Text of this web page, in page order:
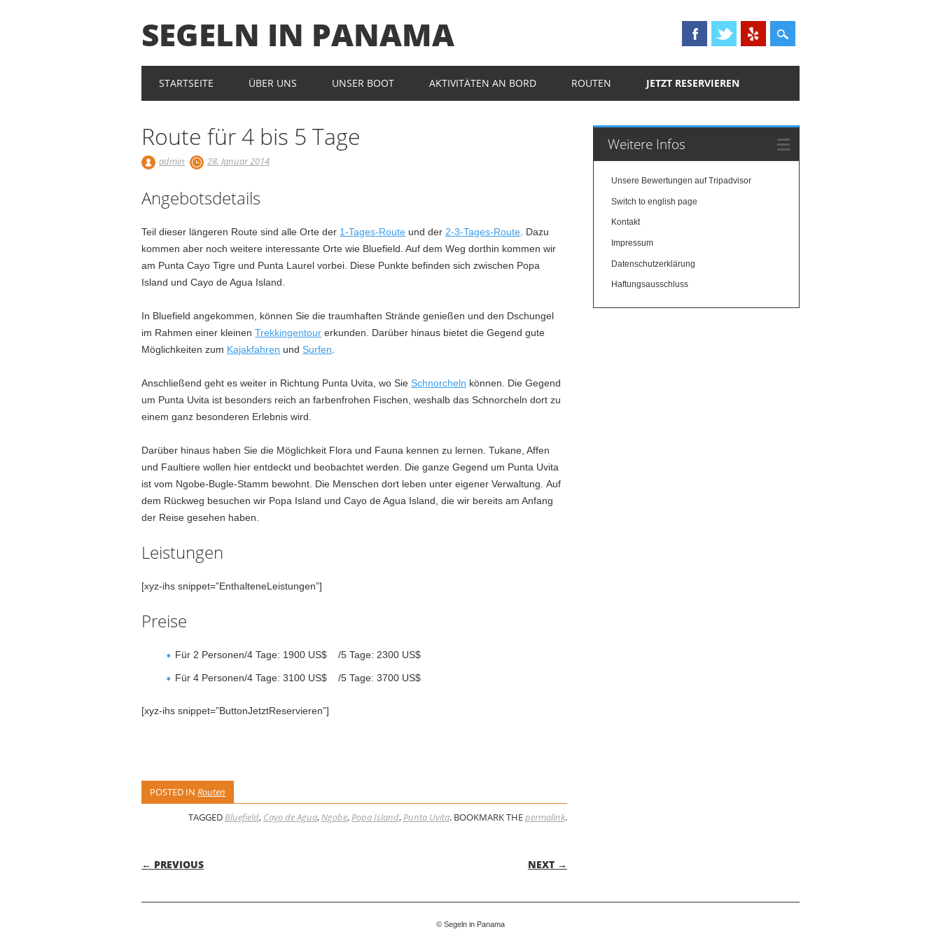
SEGELN IN PANAMA
Main menu
STARTSEITE ÜBER UNS UNSER BOOT AKTIVITÄTEN AN BORD ROUTEN JETZT RESERVIEREN
Route für 4 bis 5 Tage
admin 28. Januar 2014
Angebotsdetails
Teil dieser längeren Route sind alle Orte der 1-Tages-Route und der 2-3-Tages-Route . Dazu
kommen aber noch weitere interessante Orte wie Bluefield. Auf dem Weg dorthin kommen wir
am Punta Cayo Tigre und Punta Laurel vorbei. Diese Punkte befinden sich zwischen Popa
Island und Cayo de Agua Island.
In Bluefield angekommen, können Sie die traumhaften Strände genießen und den Dschungel
im Rahmen einer kleinenTrekkingentour erkunden. Darüber hinaus bietet die Gegend gute
Möglichkeiten zum Kajakfahren undSurfen
Anschließend geht es weiter in Richtung Punta Uvita, wo SieSchnorcheln können. Die Gegend
um Punta Uvita ist besonders reich an farbenfrohen Fischen, weshalb das Schnorcheln dort zu
einem ganz besonderen Erlebnis wird.
Darüber hinaus haben Sie die Möglichkeit Flora und Fauna kennen zu lernen. Tukane, Affen
und Faultiere wollen hier entdeckt und beobachtet werden. Die ganze Gegend um Punta Uvita
ist vom Ngobe-Bugle-Stamm bewohnt. Die Menschen dort leben unter eigener Verwaltung. Auf
dem Rückweg besuchen wir Popa Island und Cayo de Agua Island, die wir bereits am Anfang
der Reise gesehen haben.
Leistungen
[xyz-ihs snippet=”EnthalteneLeistungen”]
Preise
Für 2 Personen/4 Tage: 1900 US$ /5 Tage: 2300 US$
Für 4 Personen/4 Tage: 3100 US$ /5 Tage: 3700 US$
[xyz-ihs snippet=”ButtonJetztReservieren”]
POSTED INRouten
TAGGEDBluefield, Cayo de Agua,Ngobe,Popa Island,Punta Uvita. BOOKMARK THEpermalink.
POST NAVIGATION
← PREVIOUS NEXT →
Weitere Infos
Unsere Bewertungen auf Tripadvisor
Switch to english page
Kontakt
Impressum
Datenschutzerklärung
Haftungsausschluss
© Segeln in Panama